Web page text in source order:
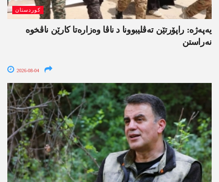
کوردستان
یەپەژە: راپۆرتێن تەڤلیبوونا د ناڤا وەزارەتا کارێن ناڤخوە
نەراستن
2026-08-04